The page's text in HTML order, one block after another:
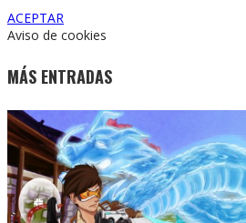
ACEPTAR
Aviso de cookies
MÁS ENTRADAS